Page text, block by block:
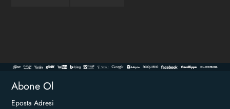
Abone Ol
Eposta Adresi